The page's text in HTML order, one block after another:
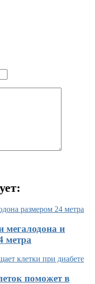
мегалодона и
метра
поможет в